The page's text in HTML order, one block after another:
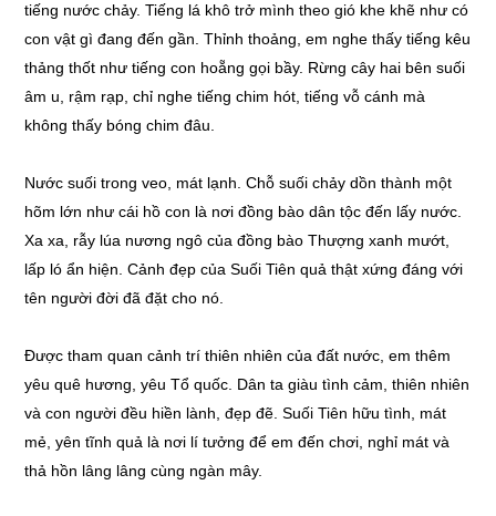
tiếng nước chảy. Tiếng lá khô trở mình theo gió khe khẽ như có
con vật gì đang đến gần. Thỉnh thoảng, em nghe thấy tiếng kêu
thảng thốt như tiếng con hoẵng gọi bầy. Rừng cây hai bên suối
âm u, rậm rạp, chỉ nghe tiếng chim hót, tiếng vỗ cánh mà
không thấy bóng chim đâu.
Nước suối trong veo, mát lạnh. Chỗ suối chảy dồn thành một
hõm lớn như cái hồ con là nơi đồng bào dân tộc đến lấy nước.
Xa xa, rẫy lúa nương ngô của đồng bào Thượng xanh mướt,
lấp ló ẩn hiện. Cảnh đẹp của Suối Tiên quả thật xứng đáng với
tên người đời đã đặt cho nó.
Được tham quan cảnh trí thiên nhiên của đất nước, em thêm
yêu quê hương, yêu Tổ quốc. Dân ta giàu tình cảm, thiên nhiên
và con người đều hiền lành, đẹp đẽ. Suối Tiên hữu tình, mát
mẻ, yên tĩnh quả là nơi lí tưởng để em đến chơi, nghỉ mát và
thả hồn lâng lâng cùng ngàn mây.